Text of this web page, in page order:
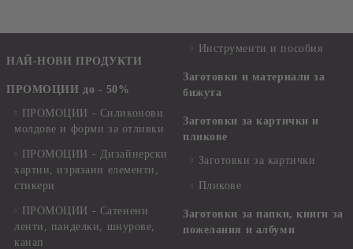
НАЙ-НОВИ ПРОДУКТИ
ПРОМОЦИИ до - 50%
ПРОМОЦИИ - Силиконови
молдове и форми за отливки
ПРОМОЦИИ - Дизайнерски
хартии, изрязани елементи,
стикери
ПРОМОЦИИ - Сатенени
ленти, панделки, шнурове,
канап
Инструменти и пособия
Заготовки и материали за
бижута
Заготовки за картички и
пликове
Заготовки за картички
Пликове
Заготовки за папки, книги за
пожелания и албуми